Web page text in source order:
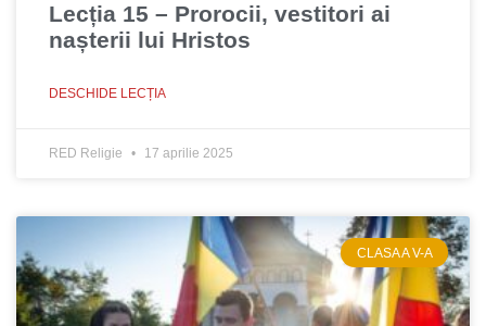
Lecția 15 – Prorocii, vestitori ai
nașterii lui Hristos
DESCHIDE LECȚIA
RED Religie 17 aprilie 2025
CLASA A V-A